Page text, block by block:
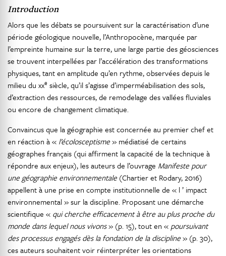
Introduction
Alors que les débats se poursuivent sur la caractérisation d’une
période géologique nouvelle, l’Anthropocène, marquée par
l’empreinte humaine sur la terre, une large partie des géosciences
se trouvent interpellées par l’accélération des transformations
physiques, tant en amplitude qu’en rythme, observées depuis le
milieu du xxe siècle, qu’il s’agisse d’imperméabilisation des sols,
d’extraction des ressources, de remodelage des vallées fluviales
ou encore de changement climatique.
Convaincus que la géographie est concernée au premier chef et
en réaction à « l’écolosceptisme» médiatisé de certains
géographes français (qui affirment la capacité de la technique à
répondre aux enjeux), les auteurs de l’ouvrage Manifeste pour
une géographie environnementale (Chartier et Rodary, 2016)
appellent à une prise en compte institutionnelle de « l ’ impact
environnemental » sur la discipline. Proposant une démarche
scientifique « qui cherche efficacement à être au plus proche du
monde dans lequel nous vivons» (p. 15), tout en « poursuivant
des processus engagés dès la fondation de la discipline» (p. 30),
ces auteurs souhaitent voir réinterpréter les orientations